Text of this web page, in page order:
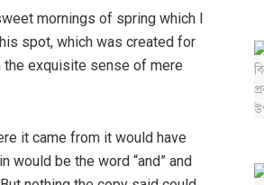
mornings of spring which I
spot, which was created for
the exquisite sense of mere
it came from it would have
be the word “and” and